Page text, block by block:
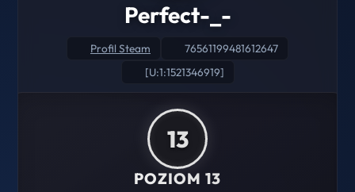
Perfect-_-
Profil Steam
76561199481612647
[U:1:1521346919]
13
POZIOM 13